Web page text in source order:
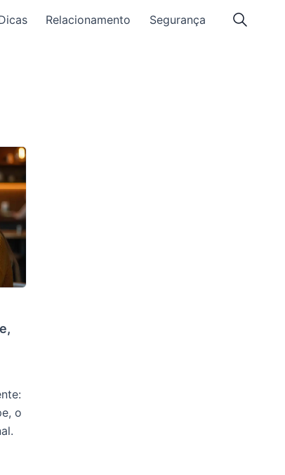
Relacionamento Segurança
o